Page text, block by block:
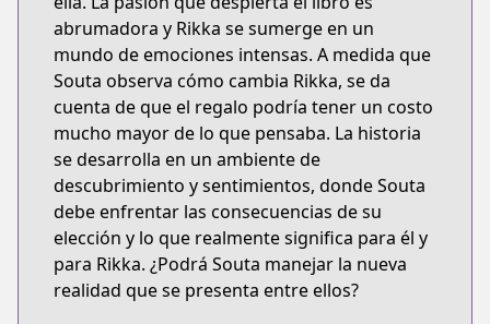
abrumadora y Rikka se sumerge en un
mundo de emociones intensas. A medida que
Souta observa cómo cambia Rikka, se da
cuenta de que el regalo podría tener un costo
mucho mayor de lo que pensaba. La historia
se desarrolla en un ambiente de
descubrimiento y sentimientos, donde Souta
debe enfrentar las consecuencias de su
elección y lo que realmente significa para él y
para Rikka. ¿Podrá Souta manejar la nueva
realidad que se presenta entre ellos?